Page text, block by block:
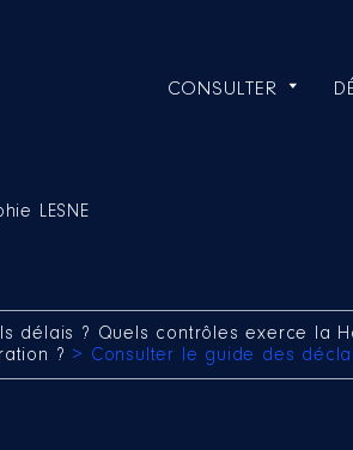
CONSULTER
LESNE
délais ? Quels contrôles exerce la
? > Consulter le guide des